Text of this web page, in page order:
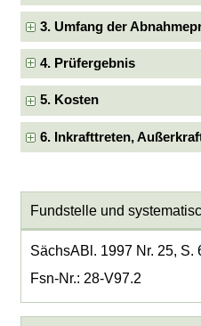
3. Umfang der
4. Prüfergebnis
5. Kosten
6. Inkrafttreten,
Fundstelle und
SächsABl. 1997 Nr. 25, S.
Fsn-Nr.: 28-V97.2